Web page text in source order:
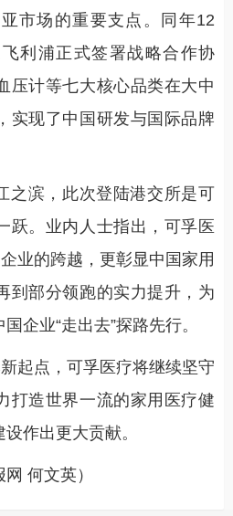
市场的重要支点。同年12
利浦正式签署战略合作协
压计等七大核心品类在大中
实现了中国研发与国际品牌
之滨，此次登陆港交所是可
跃。业内人士指出，可孚医
业的跨越，更彰显中国家用
到部分领跑的实力提升，为
企业“走出去”探路先行。
起点，可孚医疗将继续坚守
打造世界一流的家用医疗健
作出更大贡献。
何文英）